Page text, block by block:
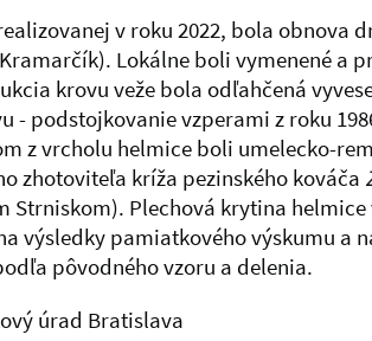
v roku 2022, bola obnova
Lokálne boli vymenené a
krovu veže bola odľahčená
- podstojkovanie vzperami z roku
z vrcholu helmice boli umelecko-
zhotoviteľa kríža pezinského kováča
Strniskom). Plechová krytina
výsledky pamiatkového výskumu a
pôvodného vzoru a delenia.
úrad Bratislava